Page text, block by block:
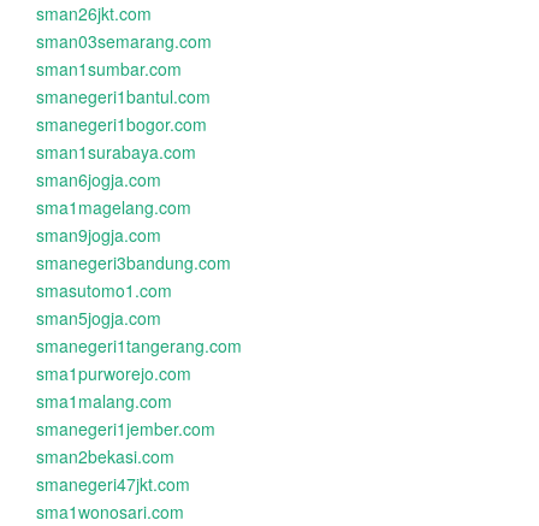
sman26jkt.com
sman03semarang.com
sman1sumbar.com
smanegeri1bantul.com
smanegeri1bogor.com
sman1surabaya.com
sman6jogja.com
sma1magelang.com
sman9jogja.com
smanegeri3bandung.com
smasutomo1.com
sman5jogja.com
smanegeri1tangerang.com
sma1purworejo.com
sma1malang.com
smanegeri1jember.com
sman2bekasi.com
smanegeri47jkt.com
sma1wonosari.com